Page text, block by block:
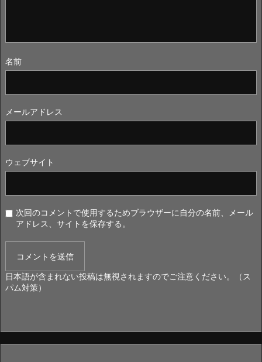
名前
メールアドレス
ウェブサイト
次回のコメントで使用するためブラウザーに自分の名前、メール
アドレス、サイトを保存する。
日本語が含まれない投稿は無視されますのでご注意ください。（ス
パム対策）